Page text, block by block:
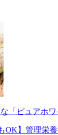
な「ピュアホ
OK】管理栄